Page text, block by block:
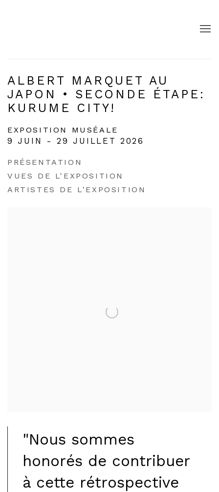
ALBERT MARQUET AU
JAPON • SECONDE ÉTAPE:
KURUME CITY!
EXPOSITION MUSÉALE
9 JUIN - 29 JUILLET 2026
PRÉSENTATION
VUES DE L'EXPOSITION
ARTISTES DE L'EXPOSITION
"Nous sommes
honorés de contribuer
à cette rétrospective